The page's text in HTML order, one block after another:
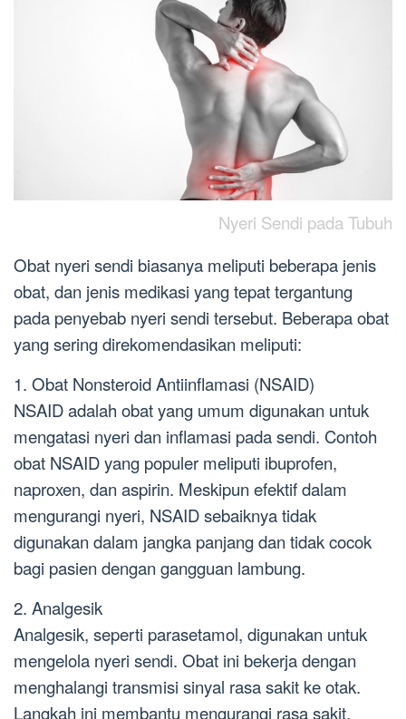
Nyeri Sendi pada Tubuh
Obat nyeri sendi biasanya meliputi beberapa jenis
obat, dan jenis medikasi yang tepat tergantung
pada penyebab nyeri sendi tersebut. Beberapa obat
yang sering direkomendasikan meliputi:
1. Obat Nonsteroid Antiinflamasi (NSAID)
NSAID adalah obat yang umum digunakan untuk
mengatasi nyeri dan inflamasi pada sendi. Contoh
obat NSAID yang populer meliputi ibuprofen,
naproxen, dan aspirin. Meskipun efektif dalam
mengurangi nyeri, NSAID sebaiknya tidak
digunakan dalam jangka panjang dan tidak cocok
bagi pasien dengan gangguan lambung.
2. Analgesik
Analgesik, seperti parasetamol, digunakan untuk
mengelola nyeri sendi. Obat ini bekerja dengan
menghalangi transmisi sinyal rasa sakit ke otak.
Langkah ini membantu mengurangi rasa sakit,